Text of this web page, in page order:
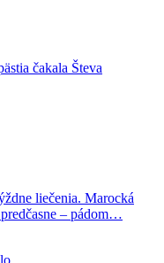
čakala Števa
liečenia. Marocká
– pádom…